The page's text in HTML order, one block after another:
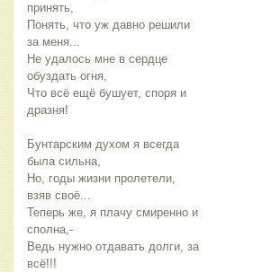
принять,
Понять, что уж давно решили
за меня...
Не удалось мне в сердце
обуздать огня,
Что всё ещё бушует, споря и
дразня!
Бунтарским духом я всегда
была сильна,
Но, годы жизни пролетели,
взяв своё...
Теперь же, я плачу смиренно и
сполна,-
Ведь нужно отдавать долги, за
всё!!!